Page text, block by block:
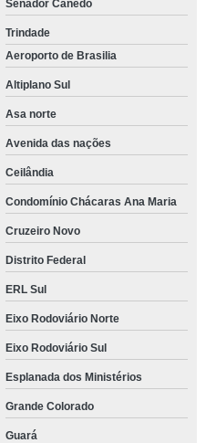
Senador Canedo
Trindade
Aeroporto de Brasilia
Altiplano Sul
Asa norte
Avenida das nações
Ceilândia
Condomínio Chácaras Ana Maria
Cruzeiro Novo
Distrito Federal
ERL Sul
Eixo Rodoviário Norte
Eixo Rodoviário Sul
Esplanada dos Ministérios
Grande Colorado
Guará